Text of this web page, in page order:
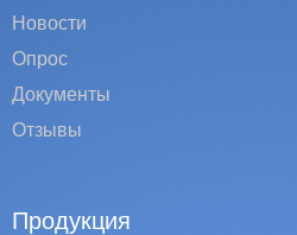
Новости
Опрос
Документы
Отзывы
Продукция